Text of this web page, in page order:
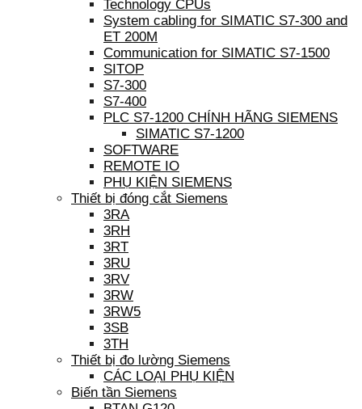
Technology CPUs
System cabling for SIMATIC S7-300 and
ET 200M
Communication for SIMATIC S7-1500
SITOP
S7-300
S7-400
PLC S7-1200 CHÍNH HÃNG SIEMENS
SIMATIC S7-1200
SOFTWARE
REMOTE IO
PHỤ KIỆN SIEMENS
Thiết bị đóng cắt Siemens
3RA
3RH
3RT
3RU
3RV
3RW
3RW5
3SB
3TH
Thiết bị đo lường Siemens
CÁC LOẠI PHỤ KIỆN
Biến tần Siemens